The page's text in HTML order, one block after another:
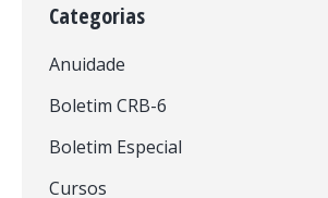
Categorias
Anuidade
Boletim CRB-6
Boletim Especial
Cursos